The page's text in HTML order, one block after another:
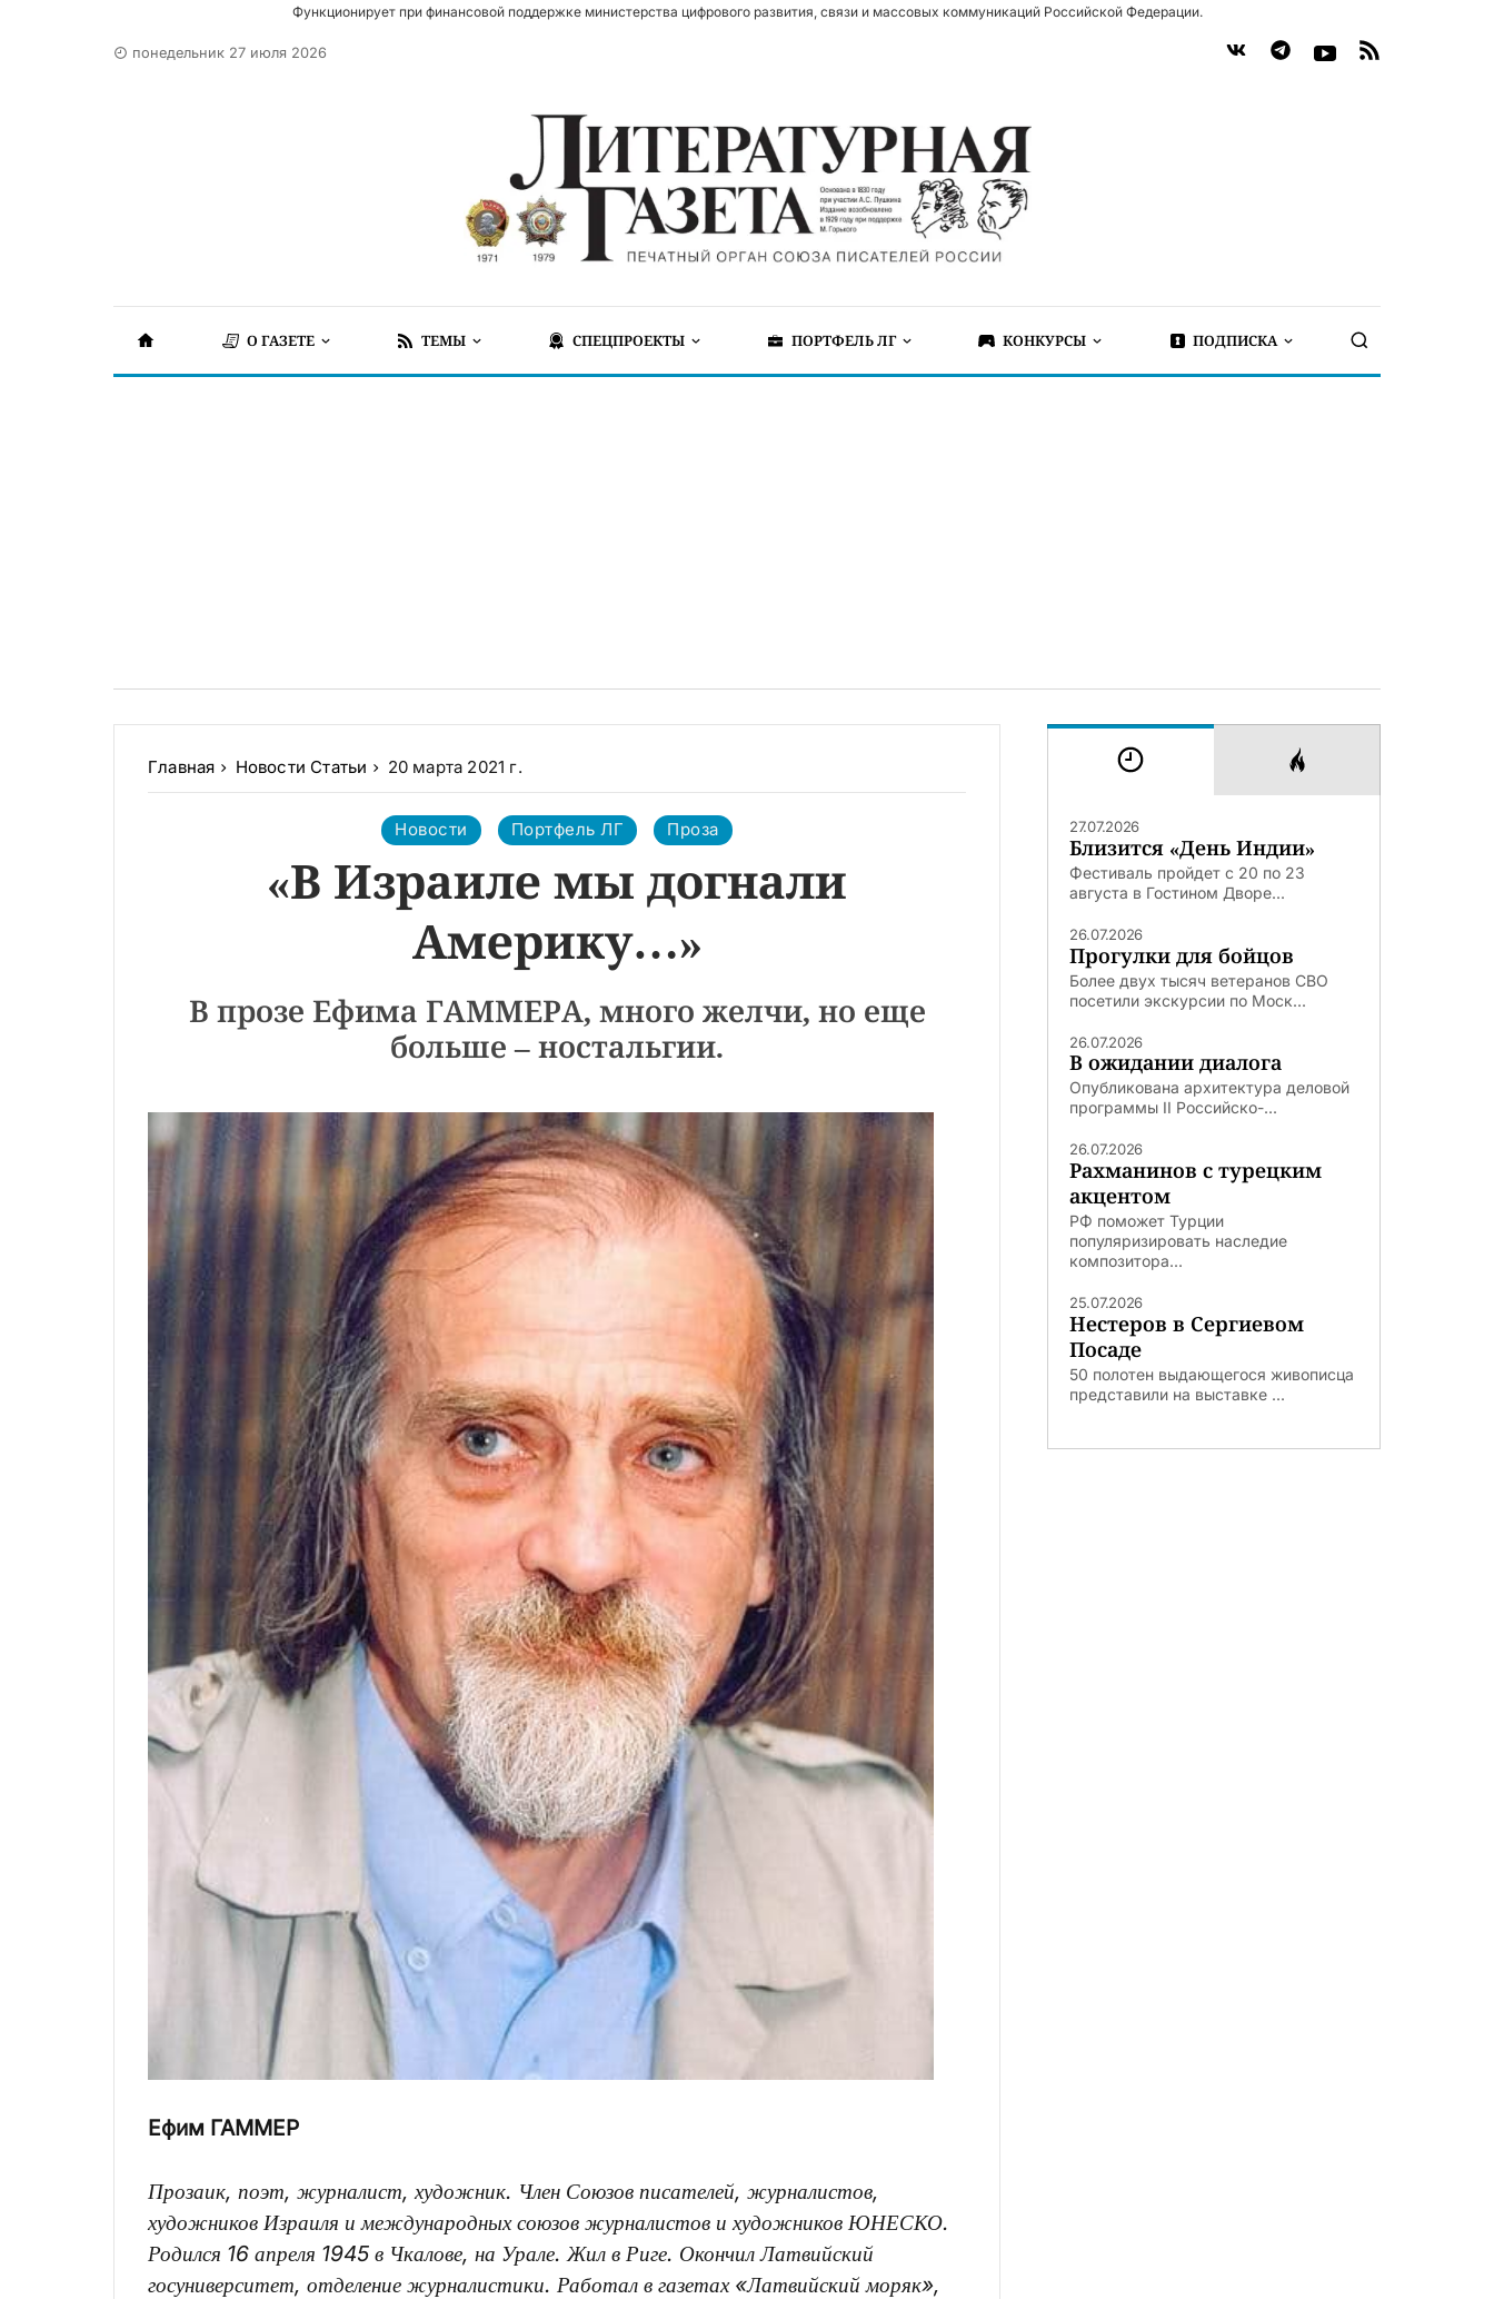
Функционирует при финансовой поддержке министерства цифрового развития, связи и массовых коммуникаций Российской Федерации.
понедельник 27 июля 2026
О ГАЗЕТЕ ТЕМЫ СПЕЦПРОЕКТЫ ПОРТФЕЛЬ ЛГ КОНКУРСЫ ПОДПИСКА
Главная Новости Статьи 20 марта 2021 г.
Новости Портфель ЛГ Проза
«В Израиле мы догнали
Америку…»
В прозе Ефима ГАММЕРА, много желчи, но еще
больше – ностальгии.
Ефим ГАММЕР
Прозаик, поэт, журналист, художник. Член Союзов писателей, журналистов,
художников Израиля и международных союзов журналистов и художников ЮНЕСКО.
Родился 16 апреля 1945 в Чкалове, на Урале. Жил в Риге. Окончил Латвийский
госуниверситет, отделение журналистики. Работал в газетах «Латвийский моряк»,
27.07.2026
Близится «День Индии»
Фестиваль пройдет с 20 по 23
августа в Гостином Дворе...
26.07.2026
Прогулки для бойцов
Более двух тысяч ветеранов СВО
посетили экскурсии по Моск...
26.07.2026
В ожидании диалога
Опубликована архитектура деловой
программы II Российско-...
26.07.2026
Рахманинов с турецким
акцентом
РФ поможет Турции
популяризировать наследие
композитора...
25.07.2026
Нестеров в Сергиевом
Посаде
50 полотен выдающегося живописца
представили на выставке ...